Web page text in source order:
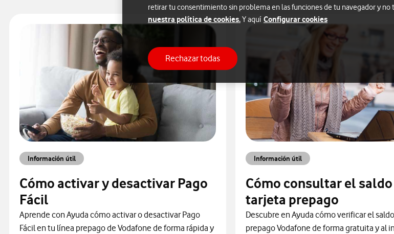
Información útil
Cómo activar y desactivar Pago
Fácil
Aprende con Ayuda cómo activar o desactivar Pago
Fácil en tu línea prepago de Vodafone de forma rápida y
Información útil
Cómo consultar el
tarjeta prepago
Descubre en Ayuda cómo verificar el
prepago Vodafone de forma gratuita y al
retirar tu consentimiento sin problema en las funciones de tu navegador y
nuestra política de cookies.Y aquí Configurar cookies
Rechazar todas